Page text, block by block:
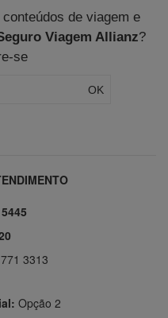
de viagem e
Viagem Allianz?
se
3313
Opção 2